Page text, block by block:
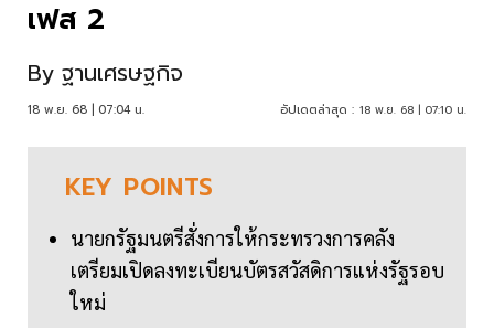
เฟส 2
By ฐานเศรษฐกิจ
18 พ.ย. 68 | 07:04 น. อัปเดตล่าสุด : 18 พ.ย. 68 | 07:10 น.
KEY POINTS
นายกรัฐมนตรีสั่งการให้กระทรวงการคลัง
เตรียมเปิดลงทะเบียนบัตรสวัสดิการแห่งรัฐรอบ
ใหม่